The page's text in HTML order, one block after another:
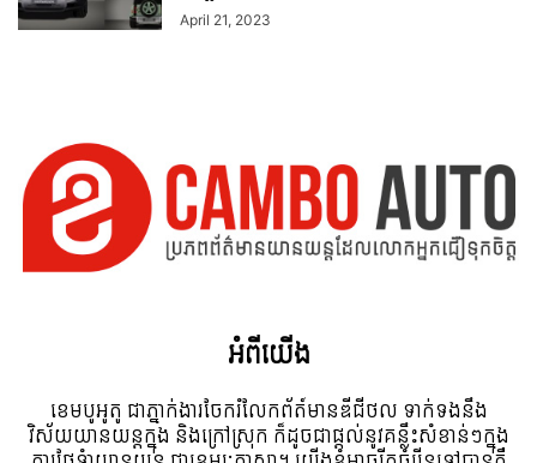
April 21, 2023
អំពី​យើង
ខេមបូអូតូ ជាភ្នាក់ងារចែករំលែកព័ត៍មានឌីជីថល ទាក់ទងនឹង
វិស័យយានយន្តក្នុង និងក្រៅស្រុក ក៏ដូចជាផ្តល់នូវគន្លឹះសំខាន់ៗក្នុង